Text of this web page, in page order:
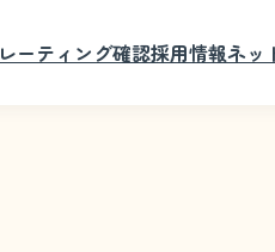
レーティング確認採用情報ネッ